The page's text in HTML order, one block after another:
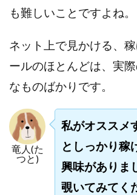
も難しいことですよね。
ネット上で見かける、
ールのほとんどは、実
なものばかりです。
竜人(た
つと)
私がオススメ
としっかり稼
興味がありま
覗いてみてく
マネーの湖
マックス岩井
ネオナビ
ネオナビ 我
ネオライフPROJECT(プロジ
はじめての資産運用
はるかコーチング
フィ
マスターピース(MASTER
フォリオJP(Folio)
ふく
プラチナメソッド2024